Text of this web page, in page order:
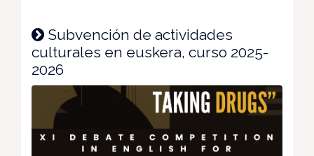
Subvención de actividades
culturales en euskera, curso 2025-
2026